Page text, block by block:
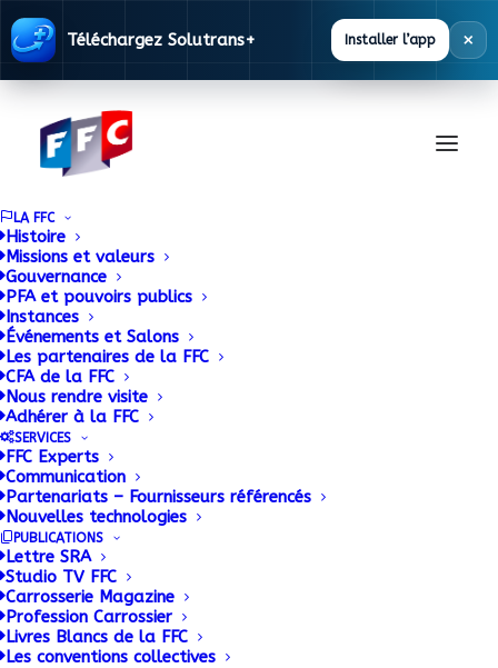
Téléchargez Solutrans+ Installer l’app ×
LA FFC
Histoire
Missions et valeurs
Gouvernance
PFA et pouvoirs publics
Instances
Événements et Salons
Les partenaires de la FFC
CFA de la FFC
Nous rendre visite
Adhérer à la FFC
SERVICES
FFC Experts
Communication
Partenariats – Fournisseurs référencés
Nouvelles technologies
PUBLICATIONS
Lettre SRA
Studio TV FFC
Carrosserie Magazine
Profession Carrossier
Livres Blancs de la FFC
Les conventions collectives
OMIA lance une
nouvelle cabine poids
lourd
29 SEPTEMBRE 2015
Le constructeur français de cabines de peinture
propose un nouvel équipement destiné aux poids
lourds. Baptisé Optimum, un nom choisi pour
démontrer le niveau de perfection souhaité, est
disponible en deux modules qui peuvent recevoir
des ensembles jusqu’à 14 mètres.